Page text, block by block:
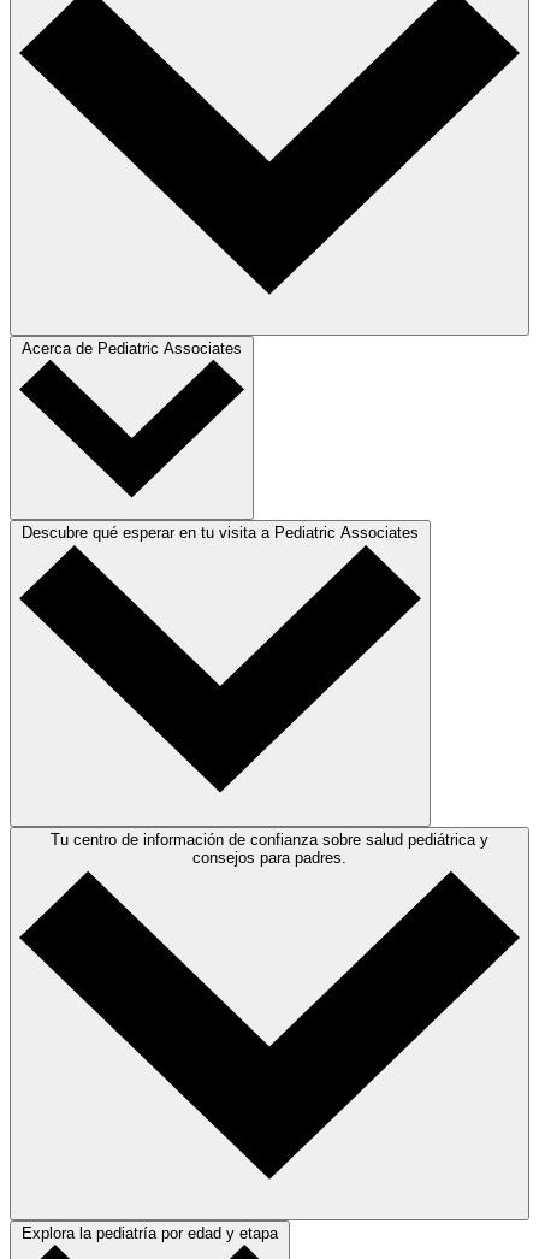
Acerca de Pediatric Associates
Descubre qué esperar en tu visita a Pediatric Associates
Tu centro de información de confianza sobre salud pediátrica y
consejos para padres.
Explora la pediatría por edad y etapa